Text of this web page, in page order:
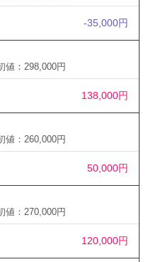
-35,000円
値：298,000円
138,000円
値：260,000円
50,000円
値：270,000円
120,000円